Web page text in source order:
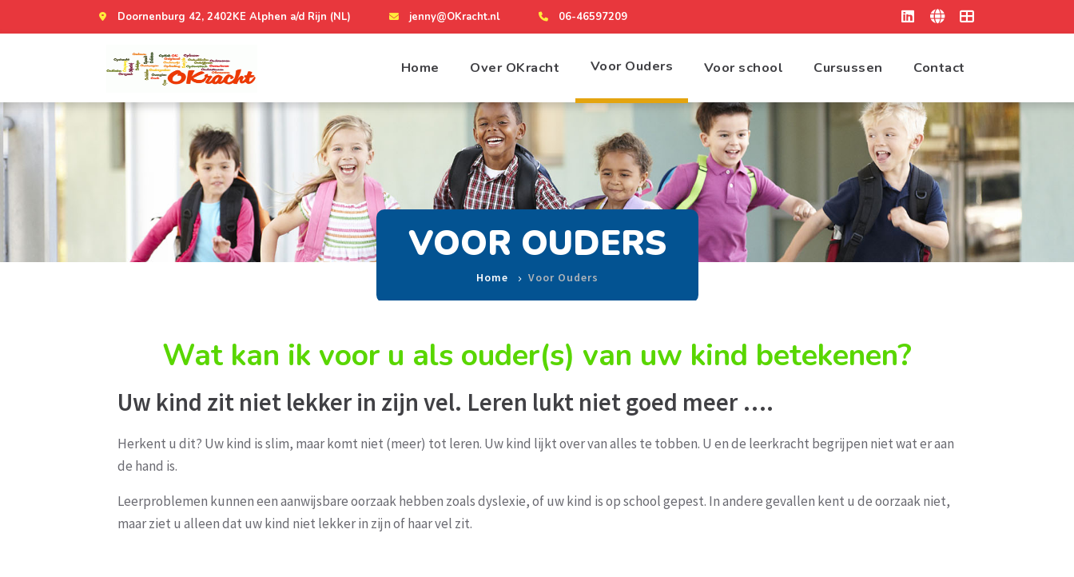
Doornenburg 42, 2402KE Alphen a/d Rijn (NL) jenny@OKracht.nl 06-46597209
Home Over OKracht Voor Ouders Voor school Cursussen Contact
VOOR OUDERS
Home Voor Ouders
Wat kan ik voor u als ouder(s) van uw kind betekenen?
Uw kind zit niet lekker in zijn vel. Leren lukt niet goed meer ….
Herkent u dit? Uw kind is slim, maar komt niet (meer) tot leren. Uw kind lijkt over van alles te tobben. U en de leerkracht begrijpen niet wat er aan
de hand is.
Leerproblemen kunnen een aanwijsbare oorzaak hebben zoals dyslexie, of uw kind is op school gepest. In andere gevallen kent u de oorzaak niet,
maar ziet u alleen dat uw kind niet lekker in zijn of haar vel zit.